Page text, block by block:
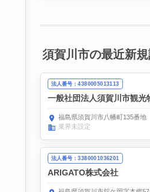
須賀川市の最近新
法人番号：4380005013113
一般社団法人須賀川市観光
福島県須賀川市八幡町135番地
業界未設定
法人番号：3380001036201
ARIGATO株式会社